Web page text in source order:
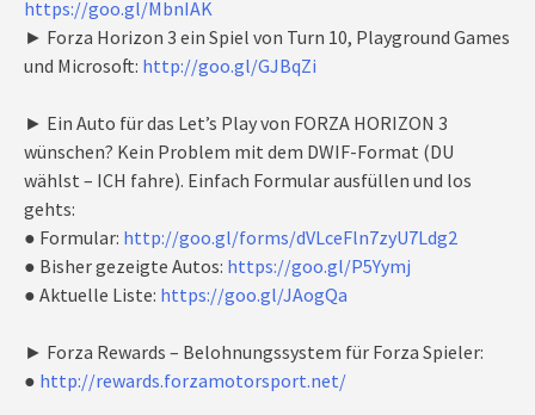
https://goo.gl/MbnIAK
► Forza Horizon 3 ein Spiel von Turn 10, Playground Games
und Microsoft: http://goo.gl/GJBqZi
► Ein Auto für das Let’s Play von FORZA HORIZON 3
wünschen? Kein Problem mit dem DWIF-Format (DU
wählst – ICH fahre). Einfach Formular ausfüllen und los
gehts:
● Formular: http://goo.gl/forms/dVLceFln7zyU7Ldg2
● Bisher gezeigte Autos: https://goo.gl/P5Yymj
● Aktuelle Liste: https://goo.gl/JAogQa
► Forza Rewards – Belohnungssystem für Forza Spieler:
● http://rewards.forzamotorsport.net/